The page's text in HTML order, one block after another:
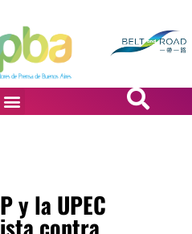
y la UPEC
contra